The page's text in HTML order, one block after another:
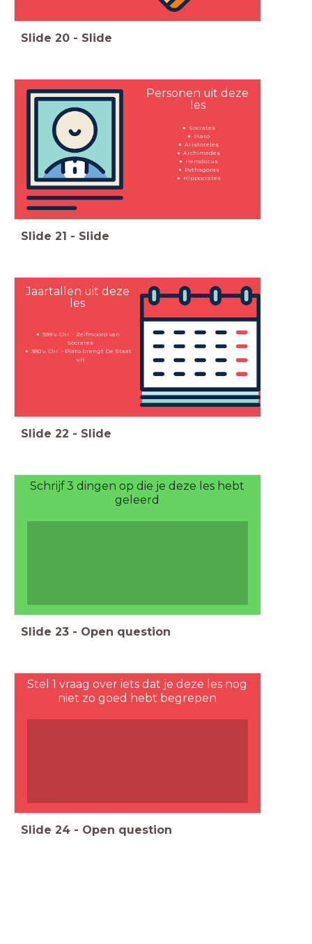
Slide 20 - Slide
Personen uit deze
les
Socrates
Plato
Aristoteles
Archimedes
Herodotus
Pythagoras
Hippocrates
Slide 21 - Slide
Jaartallen uit deze
les
399 v. Chr. - Zelfmoord van
Socrates
380 v. Chr. - Plato brengt De Staat
uit
Slide 22 - Slide
Schrijf 3 dingen op die je deze les hebt
geleerd
Slide 23 - Open question
Stel 1 vraag over iets dat je deze les nog
niet zo goed hebt begrepen
Slide 24 - Open question